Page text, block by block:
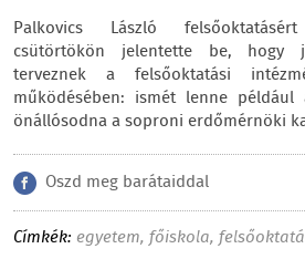
Palkovics László
csütörtökön jelentette be, hogy
terveznek a felsőoktatási
működésében: ismét lenne például
önállósodna a soproni erdőmérnöki
Oszd meg barátaiddal
Címkék: egyetem,főiskola,